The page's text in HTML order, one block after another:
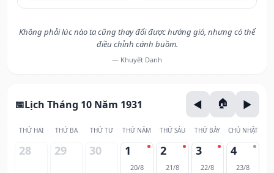
Không phải lúc nào ta cũng thay đổi được hướng gió, nhưng có thể
điều chỉnh cánh buồm.
— Khuyết Danh
Lịch Tháng 10 Năm 1931
THỨ HAI THỨ BA THỨ TƯ THỨ NĂM THỨ SÁU THỨ BẢY CHỦ NHẬT
28 29 30 1
20/8
2
21/8
3
22/8
4
23/8